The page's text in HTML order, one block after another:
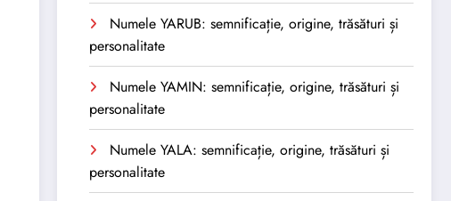
Numele YARUB: semnificație, origine, trăsături și
personalitate
Numele YAMIN: semnificație, origine, trăsături și
personalitate
Numele YALA: semnificație, origine, trăsături și
personalitate